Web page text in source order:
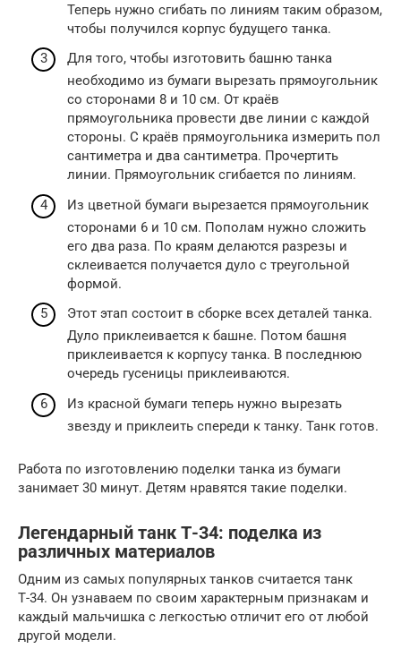
Теперь нужно сгибать по линиям таким образом,
чтобы получился корпус будущего танка.
Для того, чтобы изготовить башню танка
необходимо из бумаги вырезать прямоугольник
со сторонами 8 и 10 см. От краёв
прямоугольника провести две линии с каждой
стороны. С краёв прямоугольника измерить пол
сантиметра и два сантиметра. Прочертить
линии. Прямоугольник сгибается по линиям.
Из цветной бумаги вырезается прямоугольник
сторонами 6 и 10 см. Пополам нужно сложить
его два раза. По краям делаются разрезы и
склеивается получается дуло с треугольной
формой.
Этот этап состоит в сборке всех деталей танка.
Дуло приклеивается к башне. Потом башня
приклеивается к корпусу танка. В последнюю
очередь гусеницы приклеиваются.
Из красной бумаги теперь нужно вырезать
звезду и приклеить спереди к танку. Танк готов.
Работа по изготовлению поделки танка из бумаги
занимает 30 минут. Детям нравятся такие поделки.
Легендарный танк Т-34: поделка из
различных материалов
Одним из самых популярных танков считается танк
Т-34. Он узнаваем по своим характерным признакам и
каждый мальчишка с легкостью отличит его от любой
другой модели.